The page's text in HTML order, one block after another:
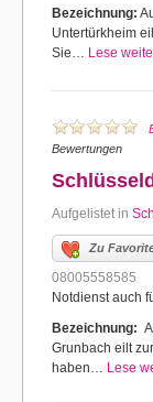
Bezeichnung:
Untertürkheim
Sie… Lese
Bewertungen
Aufgelistet in
Zu
08005558585
Notdienst auch
Bezeichnung:
Grunbach eilt
haben… Lese